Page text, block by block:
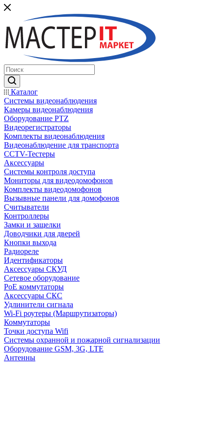
Каталог
Системы видеонаблюдения
Камеры видеонаблюдения
Оборудование PTZ
Видеорегистраторы
Комплекты видеонаблюдения
Видеонаблюдение для транспорта
CCTV-Тестеры
Аксессуары
Системы контроля доступа
Мониторы для видеодомофонов
Комплекты видеодомофонов
Вызывные панели для домофонов
Считыватели
Контроллеры
Замки и защелки
Доводчики для дверей
Кнопки выхода
Радиореле
Идентификаторы
Аксессуары СКУД
Сетевое оборудование
PoE коммутаторы
Аксессуары СКС
Удлинители сигнала
Wi-Fi роутеры (Маршрутизаторы)
Коммутаторы
Точки доступа Wifi
Системы охранной и пожарной сигнализации
Оборудование GSM, 3G, LTE
Антенны